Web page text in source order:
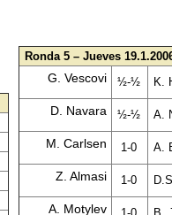
Ronda 5 – Jueves
G. Vescovi ½-½ K.
D. Navara ½-½ A.
M. Carlsen 1-0 A.
Z. Almasi 1-0
A. Motylev